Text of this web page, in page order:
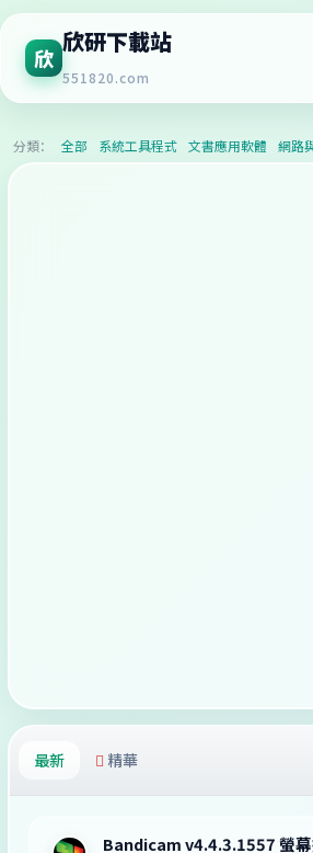
欣
欣研下載站
551820.com
分類： 全部 系統工具程式 文書應用軟體 網路
最新 精華
Bandicam v4.4.3.1557 螢